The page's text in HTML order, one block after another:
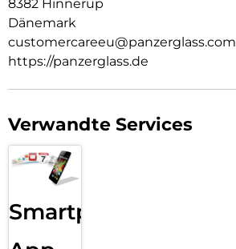
8382 Hinnerup
Dänemark
customercareeu@panzerglass.com
https://panzerglass.de
Verwandte Services
Smartphone